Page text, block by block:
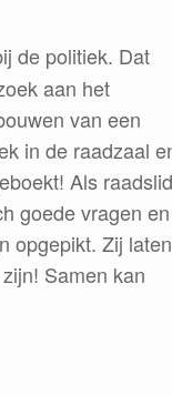
de politiek. Dat
aan het
van een
in de raadzaal
Als raadslid
goede vragen en
opgepikt. Zij laten
Samen kan